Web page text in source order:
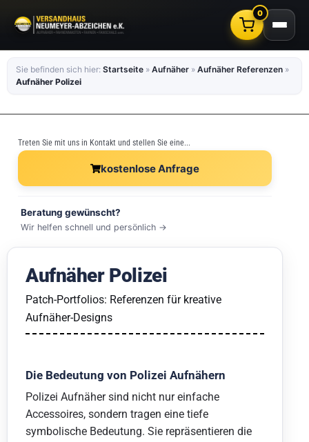
0
Sie befinden sich hier: Startseite » Aufnäher » Aufnäher Referenzen »
Aufnäher Polizei
Treten Sie mit uns in Kontakt und stellen Sie eine...
kostenlose Anfrage
Beratung gewünscht?
Wir helfen schnell und persönlich →
Aufnäher Polizei
Patch-Portfolios: Referenzen für kreative
Aufnäher-Designs
Die Bedeutung von Polizei Aufnähern
Polizei Aufnäher sind nicht nur einfache
Accessoires, sondern tragen eine tiefe
symbolische Bedeutung. Sie repräsentieren die